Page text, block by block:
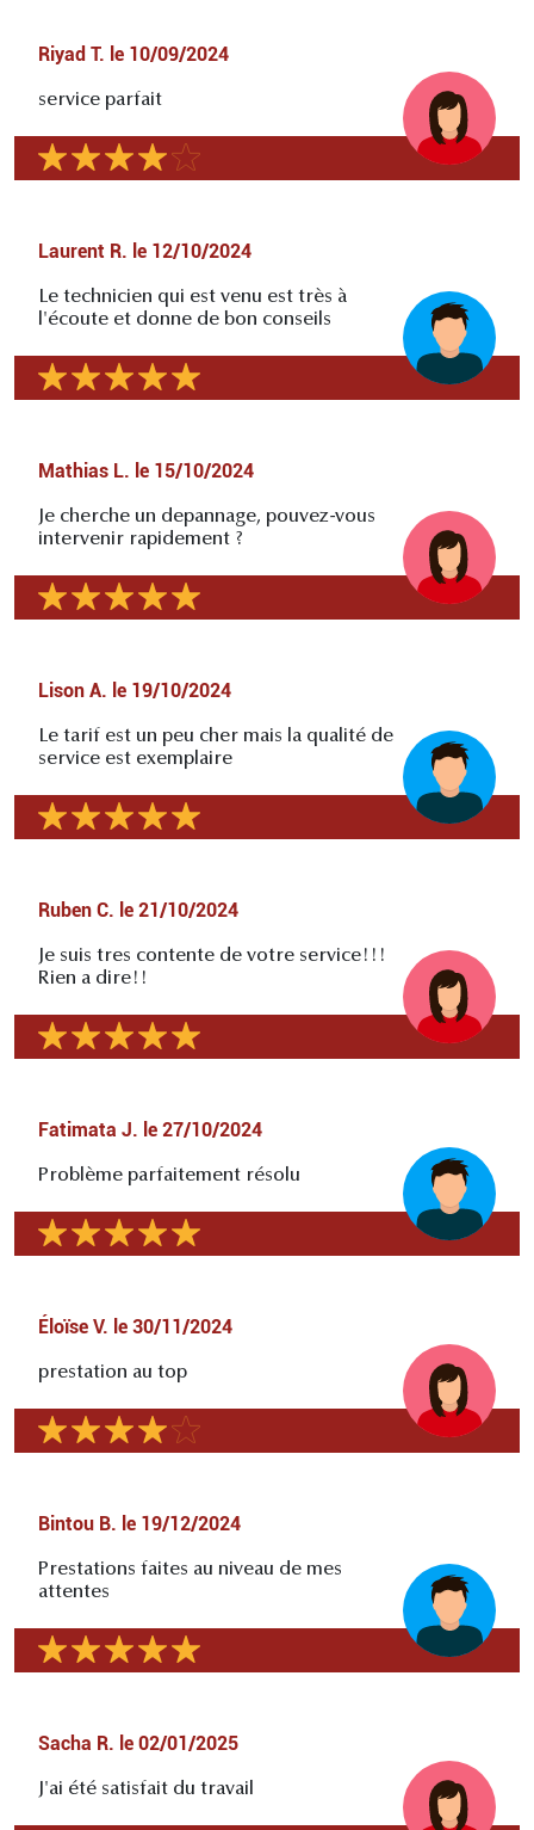
Riyad T. le 10/09/2024
service parfait
Laurent R. le 12/10/2024
Le technicien qui est venu est très à
l'écoute et donne de bon conseils
Mathias L. le 15/10/2024
Je cherche un depannage, pouvez-vous
intervenir rapidement ?
Lison A. le 19/10/2024
Le tarif est un peu cher mais la qualité de
service est exemplaire
Ruben C. le 21/10/2024
Je suis tres contente de votre service!!!
Rien a dire!!
Fatimata J. le 27/10/2024
Problème parfaitement résolu
Éloïse V. le 30/11/2024
prestation au top
Bintou B. le 19/12/2024
Prestations faites au niveau de mes
attentes
Sacha R. le 02/01/2025
J'ai été satisfait du travail